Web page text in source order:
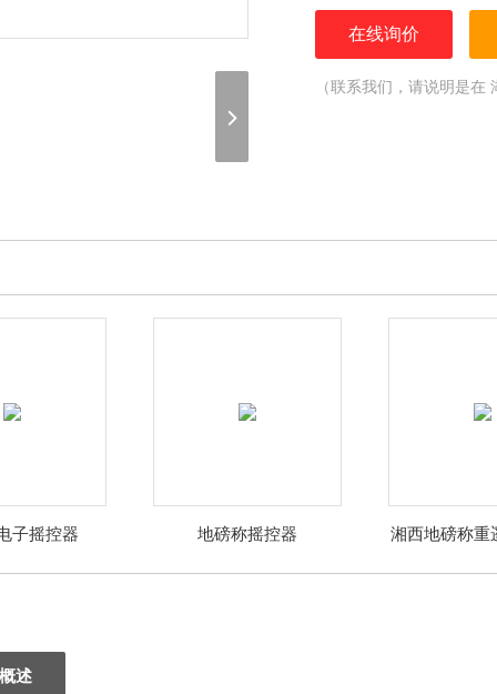
在线询价
（联系我们，请说明是在
子摇控器 地磅称摇控器
湘西地磅称重
述